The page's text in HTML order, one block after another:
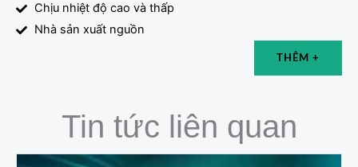
Chịu nhiệt độ cao và thấp
Nhà sản xuất nguồn
THÊM +
Tin tức liên quan